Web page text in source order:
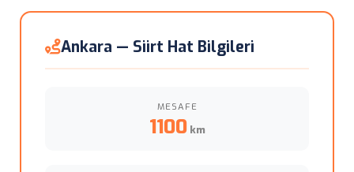
Ankara — Siirt Hat Bilgileri
MESAFE
1100 km